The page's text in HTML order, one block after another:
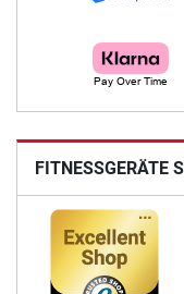
FITNESSGERÄTE